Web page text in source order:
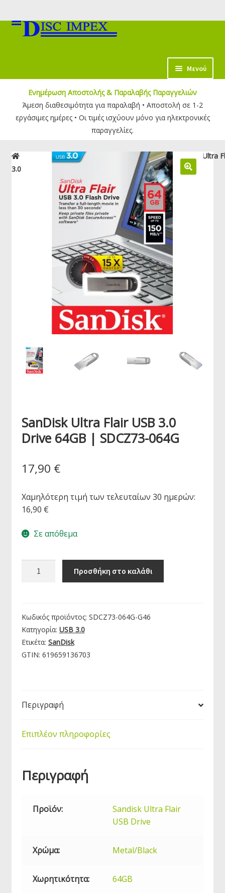
Απευθείας
μετάβαση
Μετάβαση
Μενού
Ενημέρωση Αποστολής & Παραλαβής Παραγγελιών
Άμεση διαθεσιμότητα για παραλαβή • Αποστολή σε 1-2
εργάσιμες ημέρες • Οι τιμές ισχύουν μόνο για ηλεκτρονικές
παραγγελίες.
Αρχική σελίδα USB Flash Drives USB 3.0
SanDisk Ultra
3.0 Drive 64GB | SDCZ73-064G
SanDisk Ultra Flair USB 3.0
Drive 64GB | SDCZ73-064G
17,90 €
Χαμηλότερη τιμή των τελευταίων 30 ημερών:
16,90 €
Σε απόθεμα
3.0
Drive
64GB
|
Προσθήκη στο καλάθι
Κωδικός προϊόντος: SDCZ73-064G-G46
Κατηγορία: USB 3.0
Ετικέτα: SanDisk
GTIN: 619659136703
Περιγραφή
Επιπλέον πληροφορίες
Περιγραφή
Προϊόν:
Sandisk Ultra Flair
USB Drive
Χρώμα: Metal/Black
Χωρητικότητα: 64GB